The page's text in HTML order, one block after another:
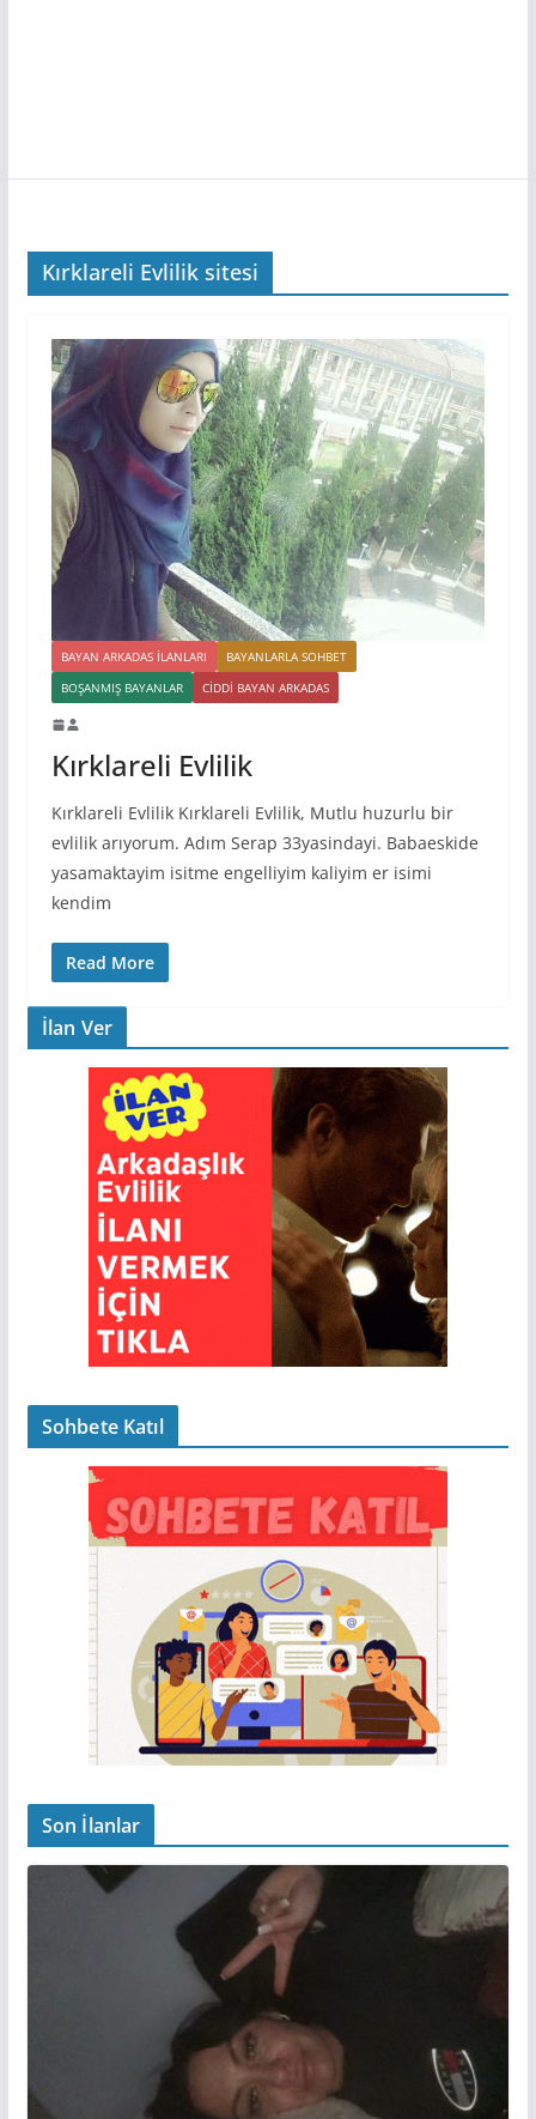
Kırklareli Evlilik sitesi
BAYAN ARKADAS ILANLARI
BAYANLARLA SOHBET
BOŞANMIŞ BAYANLAR
CIDDI BAYAN ARKADAS
Kırklareli Evlilik
Kırklareli Evlilik Kırklareli Evlilik, Mutlu huzurlu bir
evlilik arıyorum. Adım Serap 33yasindayi. Babaeskide
yasamaktayim isitme engelliyim kaliyim er isimi
kendim
Read More
İlan Ver
Sohbete Katıl
Son İlanlar